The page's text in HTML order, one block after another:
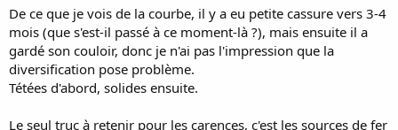
De ce que je vois de la courbe, il y a eu petite cassure vers 3-4
mois (que s'est-il passé à ce moment-là ?), mais ensuite il a
gardé son couloir, donc je n'ai pas l'impression que la
diversification pose problème.
Tétées d'abord, solides ensuite.
Le seul truc à retenir pour les carences, c'est les sources de fer